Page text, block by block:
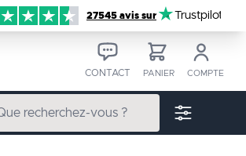
27545 avis sur Trustpilot
CONTACT PANIER COMPTE